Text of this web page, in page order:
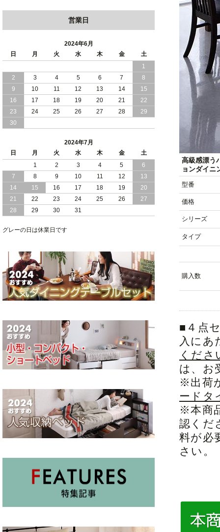
高級感漂う
ョンダイニ
型番
価格
シリーズ
タイプ
購入数
■４点
入にあ
くださ
は、お
※出荷
ードタ
※本商
認くだ
料が必
さい。
ド 組立設置 付き
日本製 収納 跳ね上げ式 リフトアップ
ベッド 縦開き ヘッドボード 組立設置サ
ービス付き
2024/04/23
すのこ の 床板 簡単 軽い コンパクトな
大容量 収納 跳ね上げ式 ベッド
2024/03/28
おすすめ クイーン キング ワイドキング
サイズ で 通気性ある すのこ仕様 大容
畳 仕様 で 敷き布団 が使える 引き出し
収納 付き 大容量 チェスト ベッド 日本
製 ヘッドボードなし
2024/02/23
畳 の 床面 で 敷き布団 で 寝られる 引き
出し 収納庫 付 大容量 チェスト ベッド
日本製
し 収納庫 付き チェスト ベッド 日本製
営業日
2024年6月
日
月 火 水 木 金
土
1
2
3 4 5 6 7
8
9
10 11 12 13 14
15
16
17 18 19 20 21
22
23
24 25 26 27 28
29
30
2024年7月
日
月 火 水 木 金
土
1
2 3 4 5
6
7
8 9 10 11 12
13
14
15 16 17 18 19
20
21
22 23 24 25 26
27
28
29 30 31
グレーの日は休業日です